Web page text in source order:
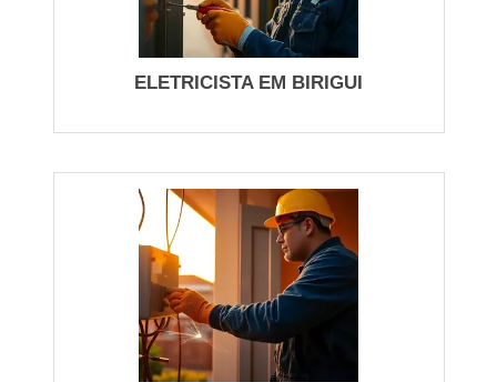
Se houver cheiro de queimado ou faíscas, desligue
o disjuntor principal e acione emergência
imediatamente.
elétrico no chamado e priorize técnicos com registro
local para atendimento rapido e confiavel.
INSTALAÇÕES E FIAÇÃO:
INSTALAÇÃO ELÉTRICA,
CIRCUITOS E CHUVEIRO
Se você precisa de segurança e conformidade em
ELETRICISTA EM BIRIGUI